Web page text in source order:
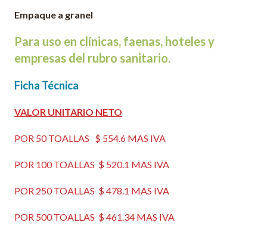
Empaque a granel
Para uso en clínicas, faenas, hoteles y
empresas del rubro sanitario.
Ficha Técnica
VALOR UNITARIO NETO
POR 50 TOALLAS $ 554.6 MAS IVA
POR 100 TOALLAS $ 520.1 MAS IVA
POR 250 TOALLAS $ 478.1 MAS IVA
POR 500 TOALLAS $ 461.34 MAS IVA